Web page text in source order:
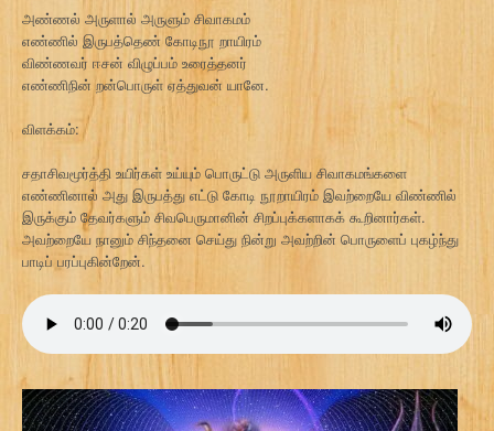
அண்ணல் அருளால் அருளும் சிவாகமம்
எண்ணில் இருபத்தெண் கோடிநூ றாயிரம்
விண்ணவர் ஈசன் விழுப்பம் உரைத்தனர்
எண்ணிநின் றன்பொருள் ஏத்துவன் யானே.
விளக்கம்:
சதாசிவமூர்த்தி உயிர்கள் உய்யும் பொருட்டு அருளிய சிவாகமங்களை
எண்ணினால் அது இருபத்து எட்டு கோடி நூறாயிரம் இவற்றையே விண்ணில்
இருக்கும் தேவர்களும் சிவபெருமானின் சிறப்புக்களாகக் கூறினார்கள்.
அவற்றையே நானும் சிந்தனை செய்து நின்று அவற்றின் பொருளைப் புகழ்ந்து
பாடிப் பரப்புகின்றேன்.